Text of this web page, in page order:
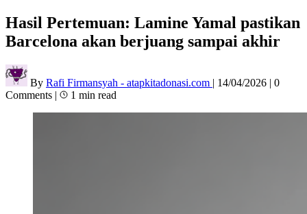
Hasil Pertemuan: Lamine Yamal pastikan
Barcelona akan berjuang sampai akhir
By Rafi Firmansyah - atapkitadonasi.com | 14/04/2026 | 0
Comments | 1 min read